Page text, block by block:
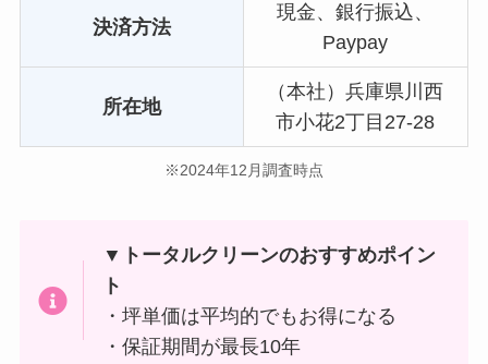
決済方法
現金、銀行振込、
Paypay
所在地
（本社）兵庫県川西
市小花2丁目27-28
※2024年12月調査時点
▼トータルクリーンのおすすめポイン
ト
・坪単価は平均的でもお得になる
・保証期間が最長10年